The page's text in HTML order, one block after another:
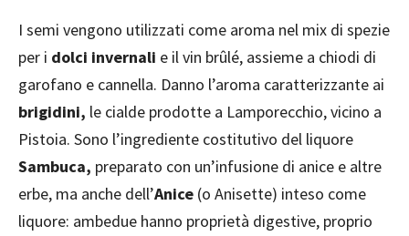
I semi vengono utilizzati come aroma nel mix di spezie
per i dolci invernali e il vin brûlé, assieme a chiodi di
garofano e cannella. Danno l’aroma caratterizzante ai
brigidini, le cialde prodotte a Lamporecchio, vicino a
Pistoia. Sono l’ingrediente costitutivo del liquore
Sambuca, preparato con un’infusione di anice e altre
erbe, ma anche dell’Anice (o Anisette) inteso come
liquore: ambedue hanno proprietà digestive, proprio